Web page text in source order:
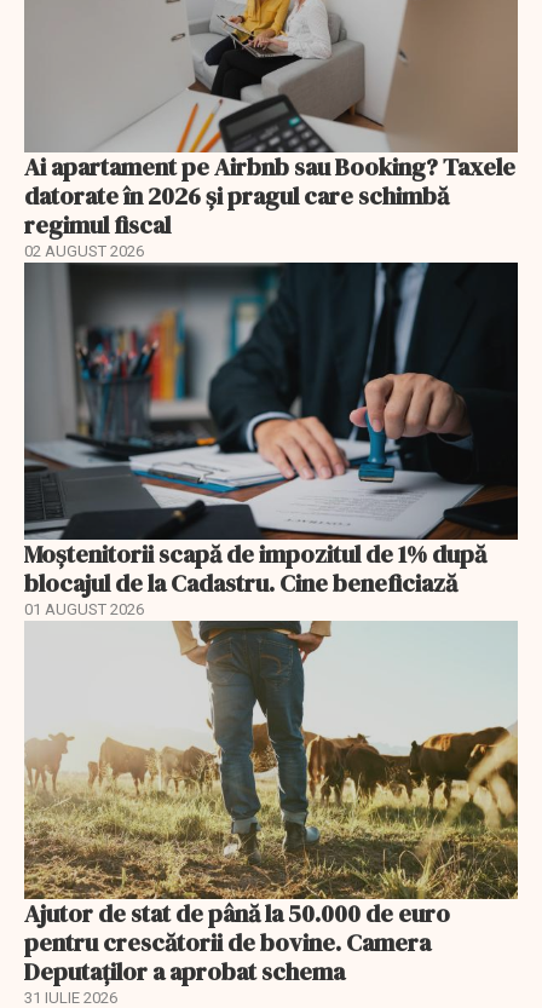
Ai apartament pe Airbnb sau Booking? Taxele
datorate în 2026 și pragul care schimbă
regimul fiscal
02 AUGUST 2026
Moștenitorii scapă de impozitul de 1% după
blocajul de la Cadastru. Cine beneficiază
01 AUGUST 2026
Ajutor de stat de până la 50.000 de euro
pentru crescătorii de bovine. Camera
Deputaților a aprobat schema
31 IULIE 2026